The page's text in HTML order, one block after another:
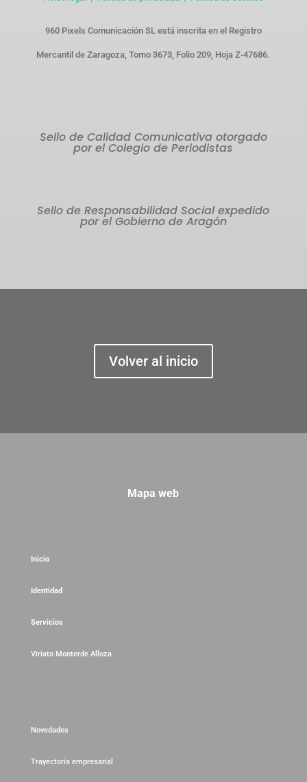
960 Pixels Comunicación SL está inscrita en el Registro
Mercantil de Zaragoza, Tomo 3673, Folio 209, Hoja Z-47686.
Sello de Calidad Comunicativa otorgado
por el Colegio de Periodistas
Sello de Responsabilidad Social expedido
por el Gobierno de Aragón
Volver al inicio
Mapa web
Inicio
Identidad
Servicios
Viriato Monterde Alloza
Novedades
Trayectoria empresarial